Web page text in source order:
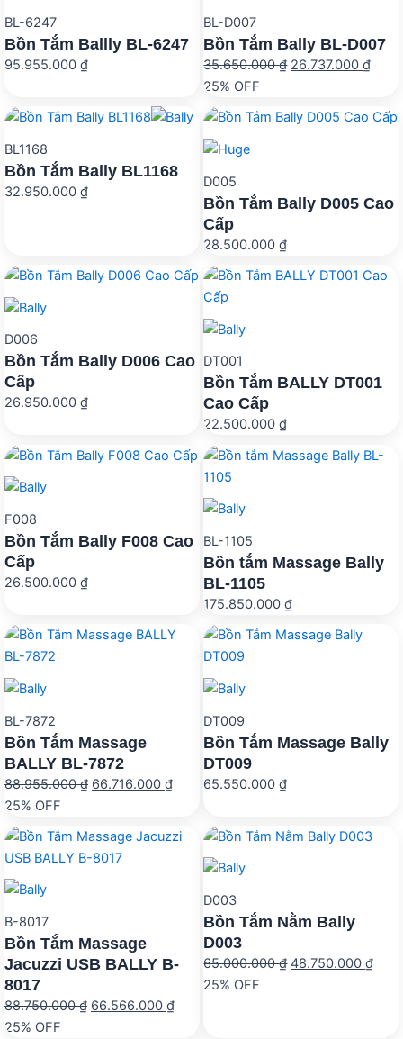
BL-6247
Bồn Tắm Ballly BL-6247
95.955.000 ₫
BL-D007
Bồn Tắm Bally BL-D007
35.650.000₫ Giá
35.650.000 ₫.
26.737.000₫Giá
25% OFF
BL1168
Bồn Tắm Bally BL1168
32.950.000 ₫
D005
Bồn Tắm Bally D005 Cao
Cấp
28.500.000₫
D006
Bồn Tắm Bally D006 Cao
Cấp
26.950.000 ₫
DT001
Bồn Tắm BALLY DT001
Cao Cấp
22.500.000₫
F008
Bồn Tắm Bally F008 Cao
Cấp
26.500.000 ₫
BL-1105
Bồn tắm Massage Bally
BL-1105
175.850.000₫
BL-7872
Bồn Tắm Massage
BALLY BL-7872
88.955.000₫ Giá
88.955.000 ₫.
66.716.000 ₫Giá
66.716.000 ₫.
25% OFF
DT009
Bồn Tắm Massage Bally
DT009
65.550.000₫
B-8017
Bồn Tắm Massage
Jacuzzi USB BALLY B-
8017
88.750.000₫ Giá
66.566.000 ₫Giá
25% OFF
D003
Bồn Tắm Nằm Bally
D003
65.000.000₫Giá
48.750.000₫Giá
25% OFF